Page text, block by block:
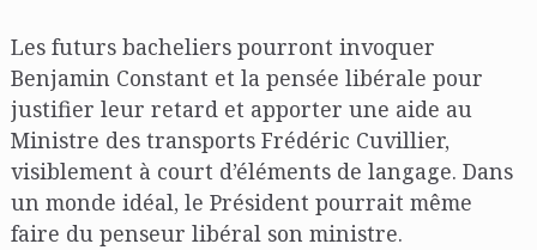
Les futurs bacheliers pourront invoquer
Benjamin Constant et la pensée libérale pour
justifier leur retard et apporter une aide au
Ministre des transports Frédéric Cuvillier,
visiblement à court d’éléments de langage. Dans
un monde idéal, le Président pourrait même
faire du penseur libéral son ministre.